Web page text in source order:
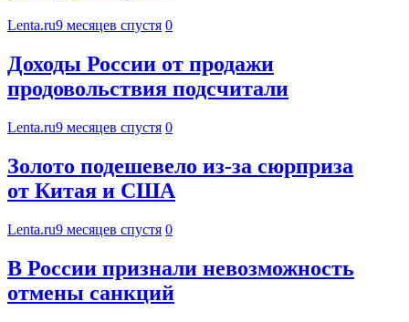
Lenta.ru9 месяцев спустя 0
Доходы России от продажи
продовольствия подсчитали
Lenta.ru9 месяцев спустя 0
Золото подешевело из-за сюрприза
от Китая и США
Lenta.ru9 месяцев спустя 0
В России признали невозможность
отмены санкций